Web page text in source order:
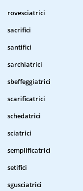
rovesciatrici
sacrifici
santifici
sarchiatrici
sbeffeggiatrici
scarificatrici
schedatrici
sciatrici
semplificatrici
setifici
sgusciatrici